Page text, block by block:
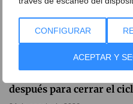
CONFIGURAR
ACEPTAR Y
después para cerrar el